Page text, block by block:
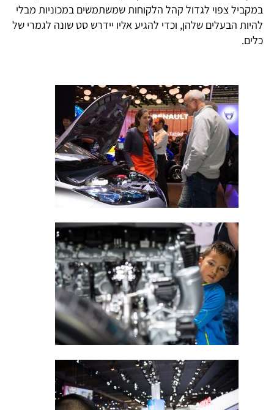
במקביל צפוי לגדול קהל הלקוחות שמשתמשים במכוניות מבלי
להיות הבעלים שלהן, וכדי להגיע אליו יידרש סט שונה לגמרי של
כלים.